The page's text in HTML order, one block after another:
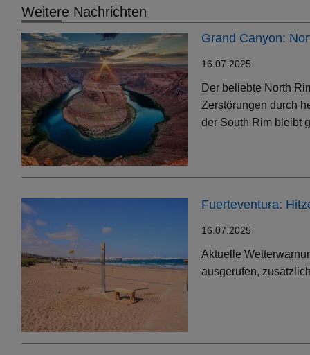
Weitere Nachrichten
Grand Canyon:
16.07.2025
Der beliebte North
Zerstörungen durch
der South Rim bleibt
Fuerteventura:
16.07.2025
Aktuelle
ausgerufen,